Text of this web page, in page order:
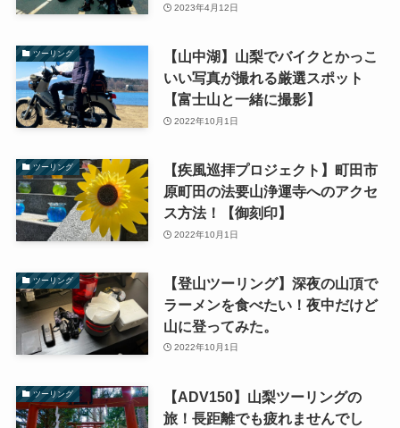
2023年4月12日
ツーリング
【山中湖】山梨でバイクとかっこ
いい写真が撮れる厳選スポット
【富士山と一緒に撮影】
2022年10月1日
ツーリング
【疾風巡拝プロジェクト】町田市
原町田の法要山浄運寺へのアクセ
ス方法！【御刻印】
2022年10月1日
ツーリング
【登山ツーリング】深夜の山頂で
ラーメンを食べたい！夜中だけど
山に登ってみた。
2022年10月1日
ツーリング
【ADV150】山梨ツーリングの
旅！長距離でも疲れませんでし